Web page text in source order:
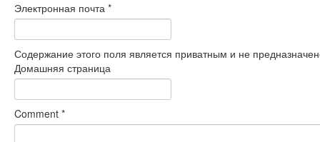
Электронная почта *
Содержание этого поля является приватным и не
Домашняя страница
Comment *